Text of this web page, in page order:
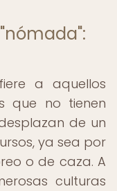
a aquellos
que no tienen
de un
ya sea por
o de caza. A
culturas